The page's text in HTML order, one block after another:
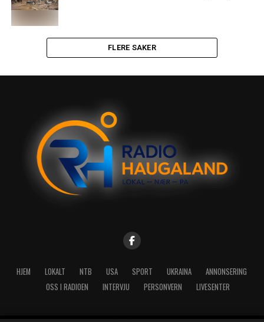
FLERE SAKER
HJEM LOKALT NTB USA SPORT UKRAINA
ANNONSERING
OSS I RADIOEN
INTERVJU PERSONVERN LIVESENTER